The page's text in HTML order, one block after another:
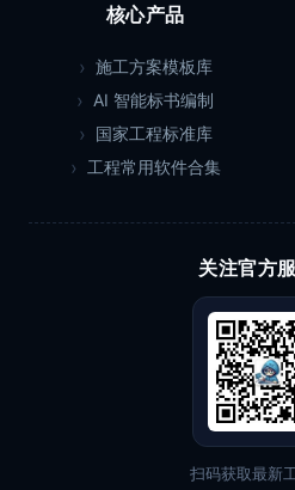
核心产品
施工方案模板库
AI 智能标书编制
国家工程标准库
工程常用软件合集
关注官方
扫码获取最新